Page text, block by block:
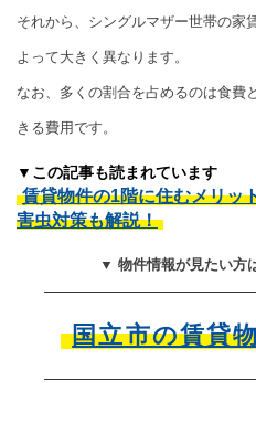
それから、シングルマザー世帯の家
よって大きく異なります。
なお、多くの割合を占めるのは食費
きる費用です。
▼この記事も読まれています
賃貸物件の1階に住むメリッ
害虫対策も解説！
▼ 物件情報が見たい方
国立市の賃貸